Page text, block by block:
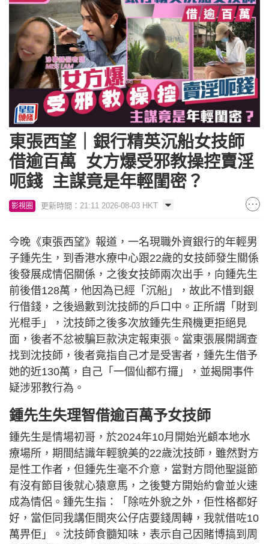
東張西望｜銀行精英沉船女技師
借逾百萬 女方爆受邪教操控賣淫
呃錢 主謀竟是年輕閨密？
影視圈 更新時間：21:11 2026-08-03 HKT
今晚《東張西望》報道，一名現職外資銀行的年輕男
子鍾先生，到香港水療中心跟22歲的女技師發生關係
後發展成情侶關係，之後女技師兩次出手，向鍾先生
前後借128萬，他因為已經「沉船」，故此不惜到銀
行借錢，之後過數到沈技師的戶口中。正所謂「財到
光棍手」，沈技師之後多次放鍾先生飛機更拒絕見
面，後者不忿被騙巨款決定報東張。當東張展開調查
找到沈技師，後者竟指自己才是受害者，鍾先生借予
她的近130萬，自己「一個仙都冇攞」，並揭開事件
疑涉邪教行為。
鍾先生失理智借逾百萬予女技師
鍾先生是情場初哥，於2024年10月開始光顧本地水
療場所，期間結識年輕貌美的22歲沈技師，雖然對方
是性工作者，但鍾先生毫不介意，當對方問他聖誕節
有沒有節目後就心猿意馬，之後雙方開始約會並火速
成為情侶。鍾先生指：「除咗外貌之外，佢性格都好
好，當佢同我講佢間夾公仔店要錢周轉，我就借咗10
萬畀佢」。沈技師食髓知味，表示自己因賭博搞到周